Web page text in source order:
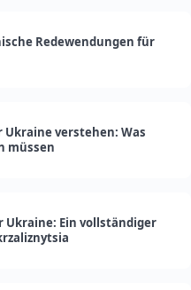
Redewendungen für
verstehen: Was
müssen
Ukraine: Ein vollständiger